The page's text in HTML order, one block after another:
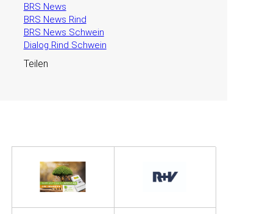
BRS News
BRS News Rind
BRS News Schwein
Dialog Rind Schwein
Teilen